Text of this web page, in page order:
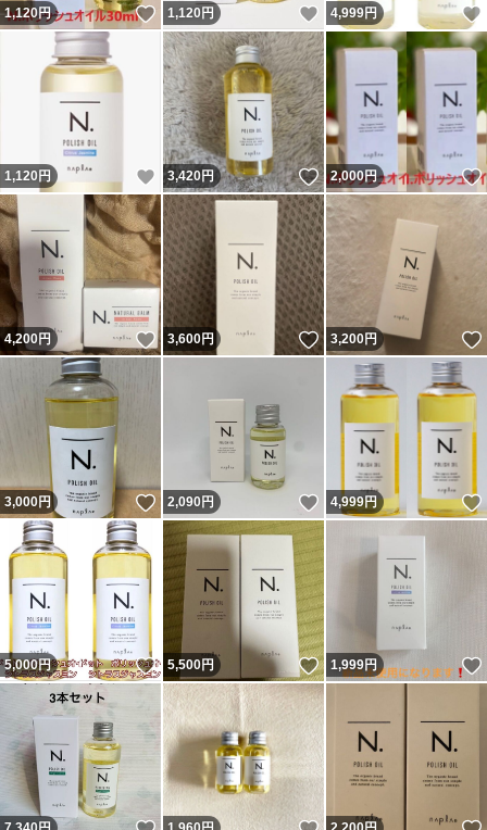
1,120円 いいね！
1,120 円 いいね！
4,999円
1,120 円 いいね！
3,420円 いいね！
2,000円
4,200円 いいね！
3,600円 いいね！
3,200円
3,000円 いいね！
2,090円 いいね！
4,999円
5,000円 いいね！
5,500円 いいね！
1,999円